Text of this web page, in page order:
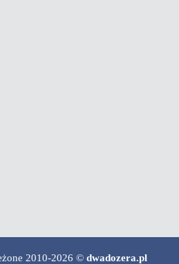
2010-2026 © dwadozera.pl